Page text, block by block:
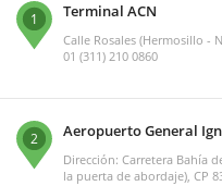
1 Terminal ACN
Calle Rosales (Hermosillo -
01 (311) 210 0860
2 Aeropuerto General
Dirección: Carretera Bahía
la puerta de abordaje), CP